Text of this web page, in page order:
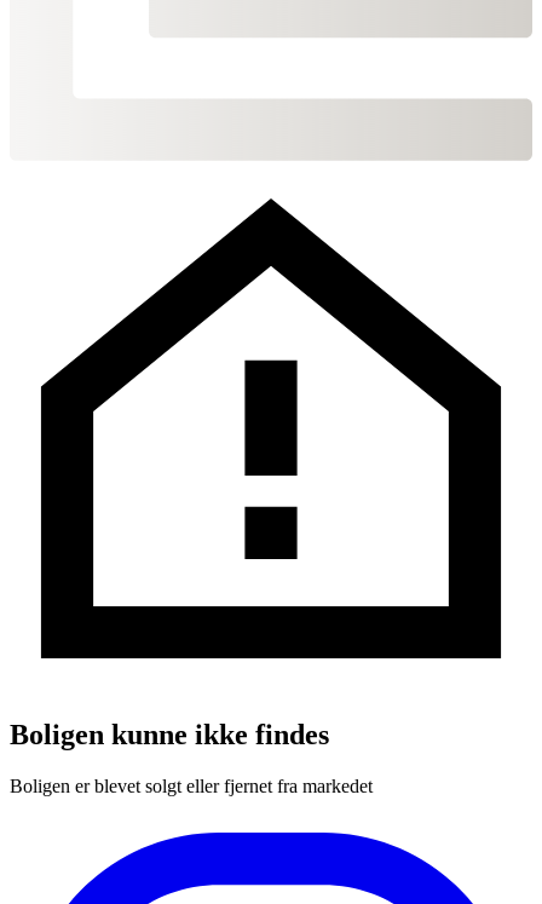
Boligen kunne ikke findes
Boligen er blevet solgt eller fjernet fra markedet